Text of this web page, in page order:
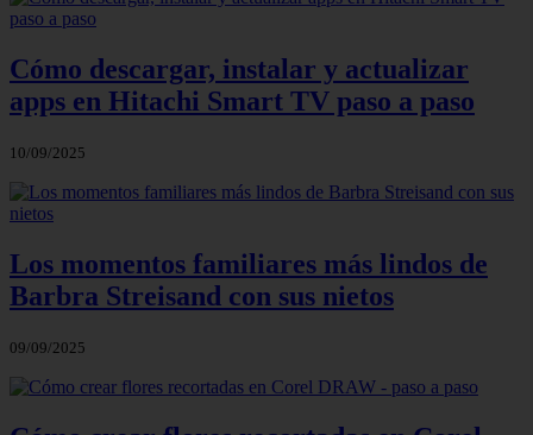
Cómo descargar, instalar y actualizar
apps en Hitachi Smart TV paso a paso
10/09/2025
Los momentos familiares más lindos de
Barbra Streisand con sus nietos
09/09/2025